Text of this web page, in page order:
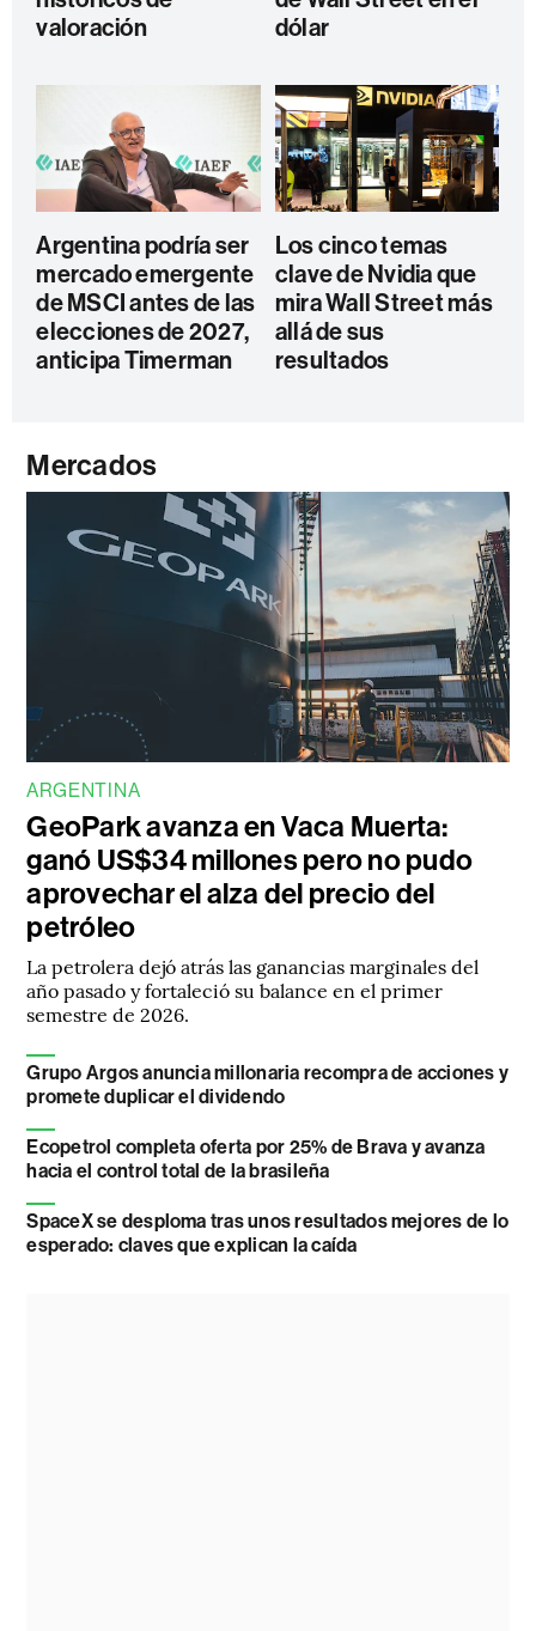
valoración
dólar
Argentina podría ser
mercado emergente
de MSCI antes de las
elecciones de 2027,
anticipa Timerman
Los cinco temas
clave de Nvidia que
mira Wall Street más
allá de sus
resultados
Mercados
ARGENTINA
GeoPark avanza en Vaca Muerta:
ganó US$34 millones pero no pudo
aprovechar el alza del precio del
petróleo
La petrolera dejó atrás las ganancias marginales del
año pasado y fortaleció su balance en el primer
semestre de 2026.
Grupo Argos anuncia millonaria recompra de acciones y
promete duplicar el dividendo
Ecopetrol completa oferta por 25% de Brava y avanza
hacia el control total de la brasileña
SpaceX se desploma tras unos resultados mejores de lo
esperado: claves que explican la caída